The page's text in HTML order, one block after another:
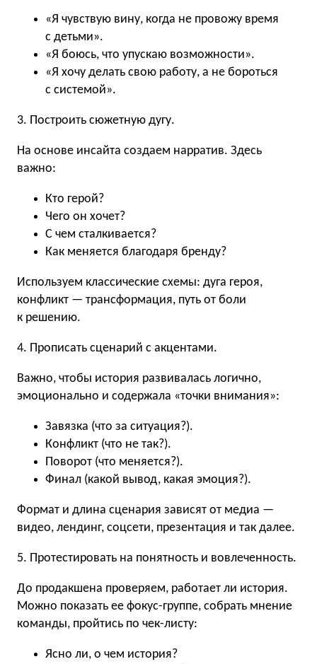
«Я чувствую вину, когда не провожу время
с детьми».
«Я боюсь, что упускаю возможности».
«Я хочу делать свою работу, а не бороться
с системой».
3. Построить сюжетную дугу.
На основе инсайта создаем нарратив. Здесь
важно:
Кто герой?
Чего он хочет?
С чем сталкивается?
Как меняется благодаря бренду?
Используем классические схемы: дуга героя,
конфликт — трансформация, путь от боли
к решению.
4. Прописать сценарий с акцентами.
Важно, чтобы история развивалась логично,
эмоционально и содержала «точки внимания»:
Завязка (что за ситуация?).
Конфликт (что не так?).
Поворот (что меняется?).
Финал (какой вывод, какая эмоция?).
Формат и длина сценария зависят от медиа —
видео, лендинг, соцсети, презентация и так далее.
5. Протестировать на понятность и вовлеченность.
До продакшена проверяем, работает ли история.
Можно показать ее фокус-группе, собрать мнение
команды, пройтись по чек-листу:
Ясно ли, о чем история?